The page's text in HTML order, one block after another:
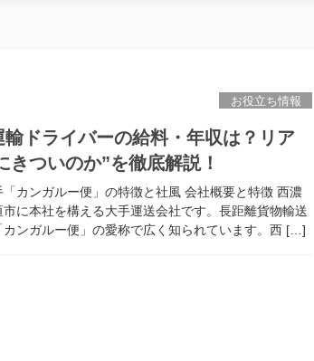
お役立ち情報
輸ドライバーの給料・年収は？リア
きついのか”を徹底解説！
カンガルー便」の特徴と社風 会社概要と特徴 西濃
に本社を構える大手運送会社です。長距離貨物輸送
ンガルー便」の愛称で広く知られています。西 […]